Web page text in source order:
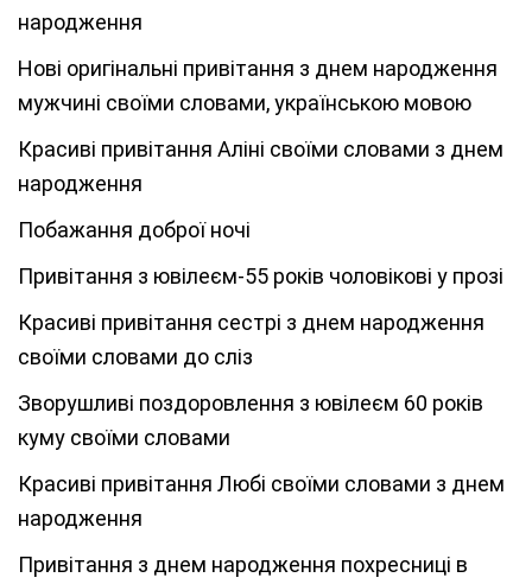
народження
Нові оригінальні привітання з днем народження
мужчині своїми словами, українською мовою
Красиві привітання Аліні своїми словами з днем
народження
Побажання доброї ночі
Привітання з ювілеєм-55 років чоловікові у прозі
Красиві привітання сестрі з днем народження
своїми словами до сліз
Зворушливі поздоровлення з ювілеєм 60 років
куму своїми словами
Красиві привітання Любі своїми словами з днем
народження
Привітання з днем народження похресниці в